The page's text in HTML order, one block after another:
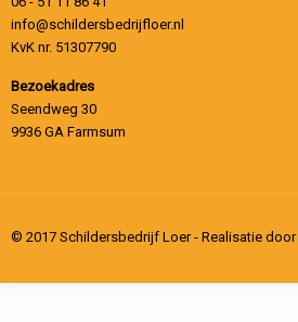
info@schildersbedrijfloer.nl
KvK nr. 51307790
Bezoekadres
Seendweg 30
9936 GA Farmsum
© 2017 Schildersbedrijf Loer - Realisatie door